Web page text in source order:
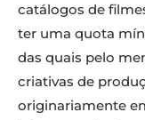
catálogos de
ter uma quota
das quais pelo
criativas de
originariamente